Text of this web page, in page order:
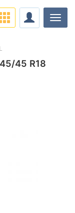
45 R18